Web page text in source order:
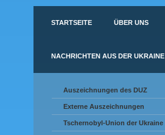
STARTSEITE ÜBER UNS
NACHRICHTEN AUS DER UKRAINE
Auszeichnungen des DUZ
Externe Auszeichnungen
Tschernobyl-Union der Ukraine